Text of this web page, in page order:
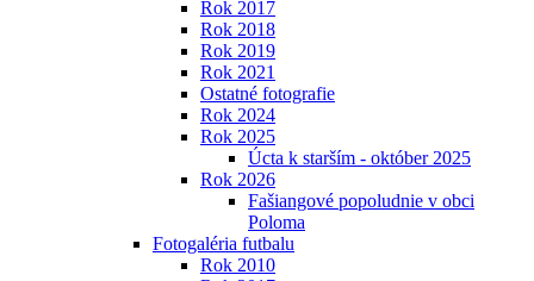
Rok 2017
Rok 2018
Rok 2019
Rok 2021
Ostatné fotografie
Rok 2024
Rok 2025
Úcta k starším - október 2025
Rok 2026
Fašiangové popoludnie v obci
Poloma
Fotogaléria futbalu
Rok 2010